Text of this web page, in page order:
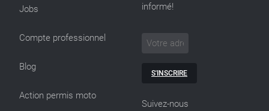
Jobs
Compte professionnel
Blog
Action permis moto
informé!
S'INSCRIRE
Suivez-nous